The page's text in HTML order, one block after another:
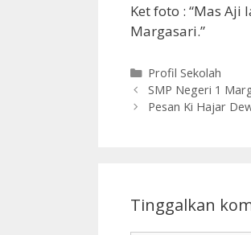
Ket foto : “Mas
Margasari.”
Kategori
Profil Sekolah
SMP Negeri 1
Pesan Ki Hajar
Tinggalkan